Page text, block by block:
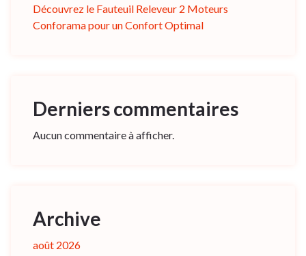
Découvrez le Fauteuil Releveur 2 Moteurs
Conforama pour un Confort Optimal
Derniers commentaires
Aucun commentaire à afficher.
Archive
août 2026